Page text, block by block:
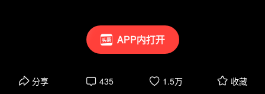
APP内打开
分享 435 1.5万 收藏